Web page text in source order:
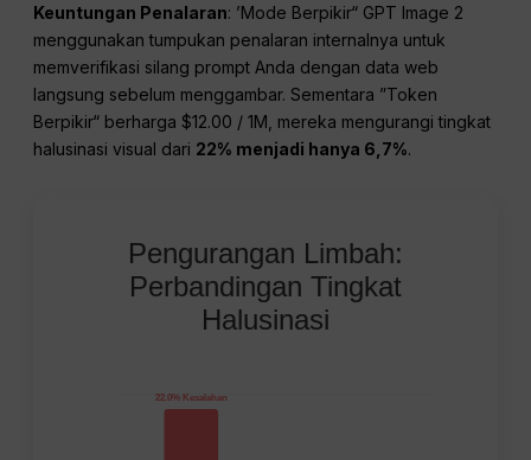
Keuntungan Penalaran: ’Mode Berpikir“ GPT Image 2
menggunakan tumpukan penalaran internalnya untuk
memverifikasi silang prompt Anda dengan data web
langsung sebelum menggambar. Sementara ”Token
Berpikir“ berharga $12.00 / 1M, mereka mengurangi tingkat
halusinasi visual dari 22% menjadi hanya 6,7%.
Pengurangan Limbah:
Perbandingan Tingkat
Halusinasi
22.0% Kesalahan